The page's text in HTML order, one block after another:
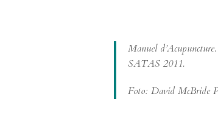
Manuel
SATAS 2011.
Foto: David McBride